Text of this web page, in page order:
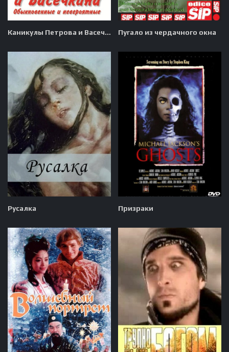
Каникулы Петрова и Васечкина, обыкновенные и невероятные Пугало из чердачного окна
Русалка Призраки